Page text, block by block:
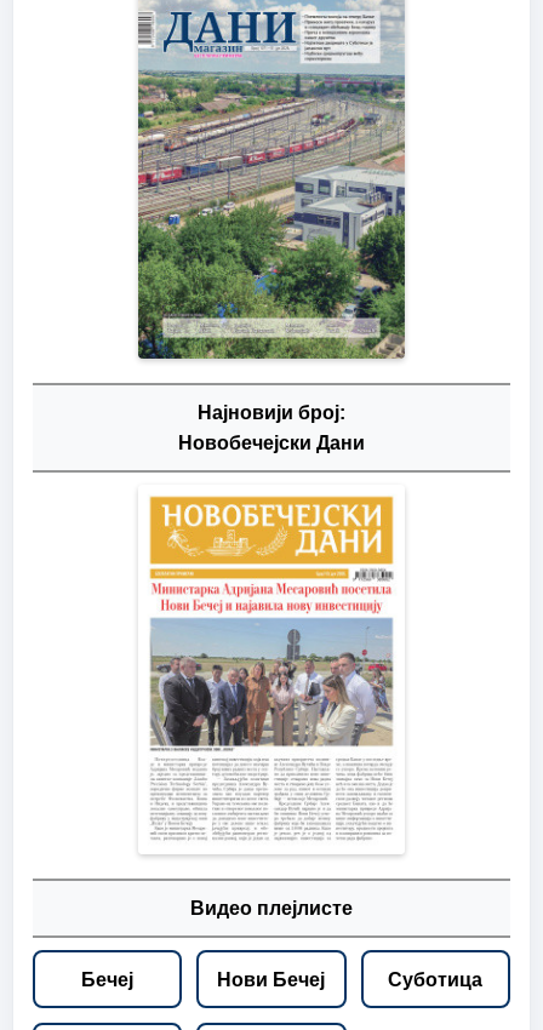
Најновији број:
Новобечејски Дани
Видео плејлисте
Бечеј Нови Бечеј Суботица